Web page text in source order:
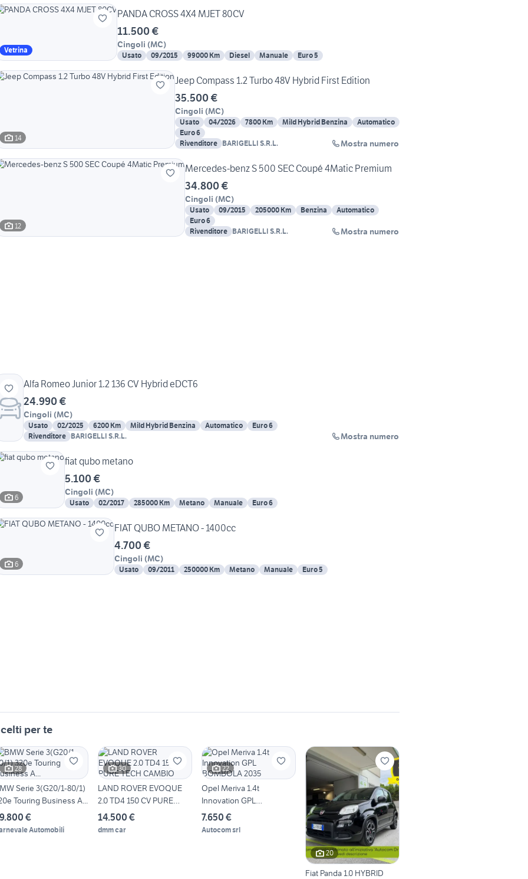
Vetrina
PANDA CROSS 4X4 MJET 80CV
11.500 €
Cingoli (MC)
Usato 09/2015 99000 Km Diesel Manuale Euro 5
14
Jeep Compass 1.2 Turbo 48V Hybrid First Edition
35.500 €
Cingoli (MC)
Usato 04/2026 7800 Km Mild Hybrid Benzina
Automatico
Euro 6
Rivenditore BARIGELLI S.R.L. Mostra numero
12
Mercedes-benz S 500 SEC Coupé 4Matic Premium
34.800 €
Cingoli (MC)
Usato 09/2015 205000 Km Benzina
Automatico
Euro 6
Rivenditore BARIGELLI S.R.L. Mostra numero
Alfa Romeo Junior 1.2 136 CV Hybrid eDCT6
24.990 €
Cingoli (MC)
Usato 02/2025 6200 Km Mild Hybrid Benzina Automatico
Euro 6
Rivenditore BARIGELLI S.R.L. Mostra numero
6
fiat qubo metano
5.100 €
Cingoli (MC)
Usato 02/2017 285000 Km Metano Manuale Euro 6
6
FIAT QUBO METANO - 1400cc
4.700 €
Cingoli (MC)
Usato 09/2011 250000 Km Metano Manuale Euro 5
per te
28
Serie 3(G20/1-80/1)
Touring Business A...
€
Automobili
30
LAND ROVER EVOQUE
2.0 TD4 150 CV PURE
TECH CAMBIO
14.500 €
dmm car
22
Opel Meriva 1.4t
Innovation GPL
BOMBOLA 2035
7.650 €
Autocom srl
20
Fiat Panda 1.0 HYBRID